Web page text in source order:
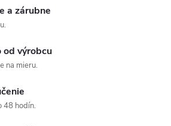
a zárubne
od výrobcu
na mieru.
48 hodín.